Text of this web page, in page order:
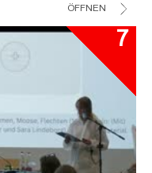
ÖFFNEN
7